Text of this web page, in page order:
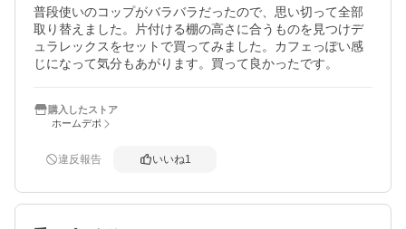
普段使いのコップがバラバラだったので、思い切って全部
取り替えました。片付ける棚の高さに合うものを見つけデ
ュラレックスをセットで買ってみました。カフェっぽい感
じになって気分もあがります。買って良かったです。
購入したストア
ホームデポ
違反報告 いいね1